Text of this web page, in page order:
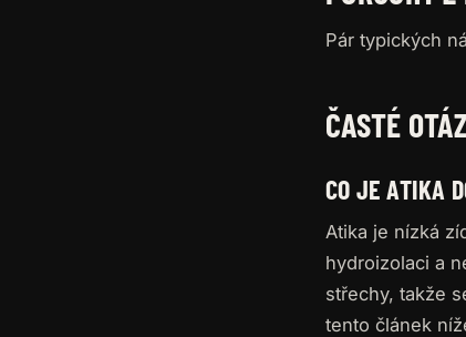
Pár typických
ČASTÉ
CO JE ATIKA
Atika je nízká
hydroizolaci a
střechy, takže
tento článek